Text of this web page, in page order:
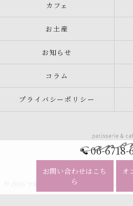
06-6718-
お問い合わせはこち
ら
オ
カフェ
お土産
お知らせ
コラム
プライバシーポリシー
© 2026 大阪のケーキならpatisserie&cafe